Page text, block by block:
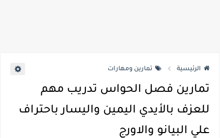
الرئيسية تمارين ومهارات
تمارين فصل الحواس تدريب مهم
للعزف بالأيدي اليمين واليسار باحتراف
علي البيانو والاورج